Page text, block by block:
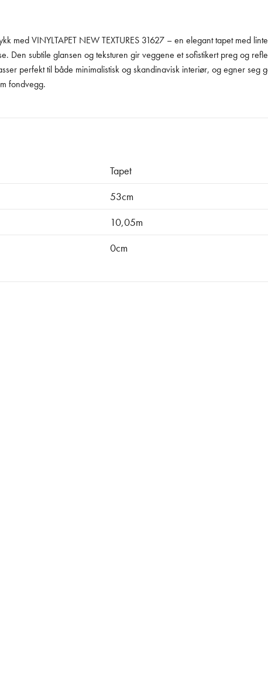
med VINYLTAPET NEW TEXTURES 31627 – en elegant tapet med
Den subtile glansen og teksturen gir veggene et sofistikert preg og
perfekt til både minimalistisk og skandinavisk interiør, og egner seg
fondvegg.
Tapet
53cm
10,05m
0cm